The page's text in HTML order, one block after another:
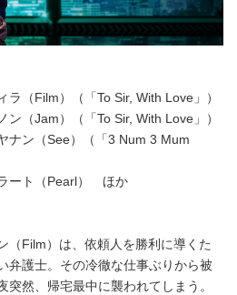
ラ（Film）（「To Sir, With Love」）
Jam）（「To Sir, With Love」）
（See）（「3 Num 3 Mum
ト（Pearl） ほか
（Film）は、依頼人を勝利に導くた
弁護士。その冷徹な仕事ぶりから被
突然、帰宅最中に襲われてしまう。